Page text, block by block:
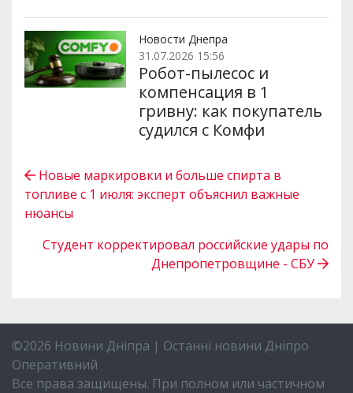
Новости Днепра
31.07.2026 15:56
Робот-пылесос и
компенсация в 1
гривну: как покупатель
судился с Комфи
Новые маркировки и больше спирта в
топливе с 1 июля: эксперт объяснил важные
нюансы
Студент корректировал российские удары по
Днепропетровщине - СБУ
©2026 Новини Дніпра | Останні новини Дніпро
Оперативний
Все права защищены. При полном или частичном